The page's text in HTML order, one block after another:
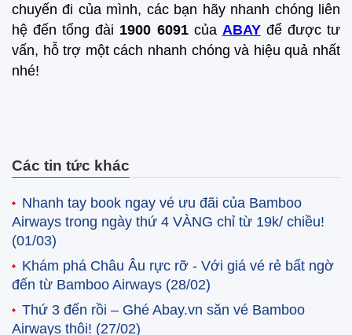
chuyến đi của mình, các bạn hãy nhanh chóng liên
hệ đến tổng đài 1900 6091của ABAYđể được tư
vấn, hỗ trợ một cách nhanh chóng và hiệu quả nhất
nhé!
Các tin tức khác
Nhanh tay book ngay vé ưu đãi của Bamboo
Airways trong ngày thứ 4 VÀNG chỉ từ 19k/ chiều!
(01/03)
Khám phá Châu Âu rực rỡ - Với giá vé rẻ bất ngờ
đến từ Bamboo Airways (28/02)
Thứ 3 đến rồi – Ghé Abay.vn săn vé Bamboo
Airways thôi! (27/02)